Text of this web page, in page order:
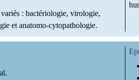
: bactériologie, virologie,
et anatomo-cytopathologie.